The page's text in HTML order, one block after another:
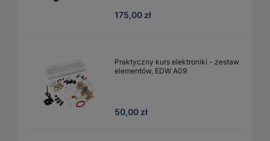
175,00 zł
Praktyczny kurs elektroniki - zestaw
elementów, EDW A09
50,00 zł